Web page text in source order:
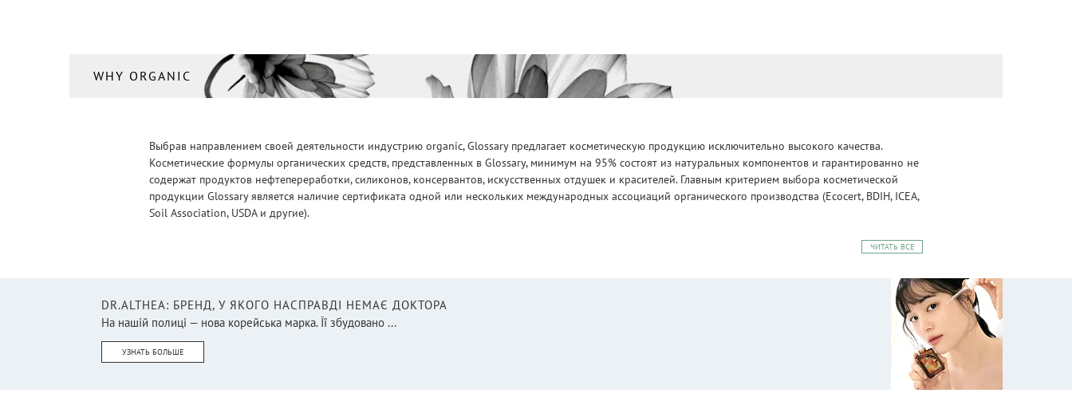
WHY ORGANIC
Выбрав направлением своей деятельности индустрию organic, Glossary предлагает косметическую продукцию исключительно высокого качества.
Косметические формулы органических средств, представленных в Glossary, минимум на 95% состоят из натуральных компонентов и гарантированно не
содержат продуктов нефтепереработки, силиконов, консервантов, искусственных отдушек и красителей. Главным критерием выбора косметической
продукции Glossary является наличие сертификата одной или нескольких международных ассоциаций органического производства (Ecocert, BDIH, ICEA,
Soil Association, USDA и другие).
ЧИТАТЬ ВСЕ
DR.ALTHEA: БРЕНД, У ЯКОГО НАСПРАВДІ НЕМАЄ ДОКТОРА
На нашій полиці — нова корейська марка. Її збудовано ...
УЗНАТЬ БОЛЬШЕ